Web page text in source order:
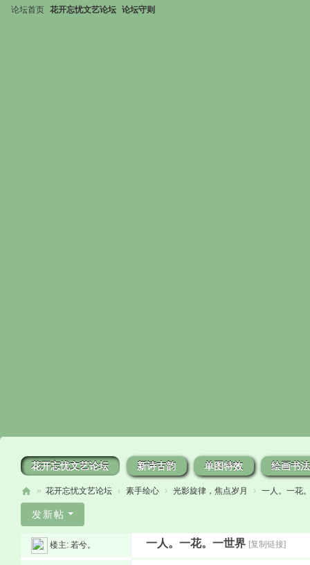
论坛首页 花开忘忧文艺论坛 论坛守则
花开忘忧文艺论坛 新诗古韵 单图特效 绘画书法
» 花开忘忧文艺论坛 › 素手绘心 › 光影旋律，焦点岁月 › 一人。一花
发新帖
楼主: 若兮。 一人。一花。一世界 [复制链接]